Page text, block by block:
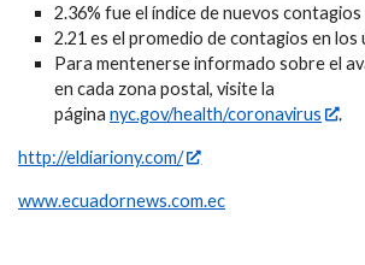
2.36% fue el índice de nuevos
2.21 es el promedio de contagios en los
Para mentenerse informado sobre el
en cada zona postal, visite la
página nyc.gov/health/coronavirus .
http://eldiariony.com/
www.ecuadornews.com.ec